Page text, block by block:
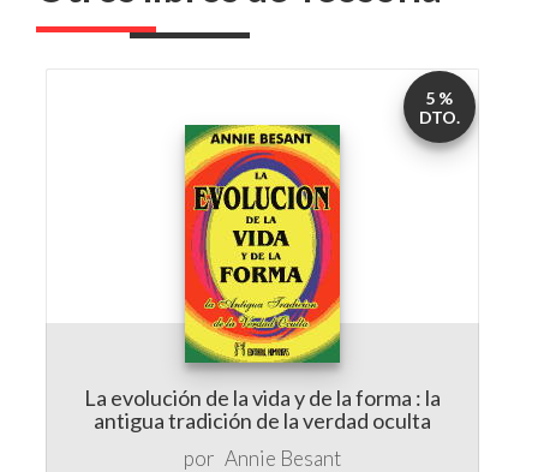
La evolución de la vida y de la forma : la
antigua tradición de la verdad oculta
por Annie Besant
5 %
DTO.